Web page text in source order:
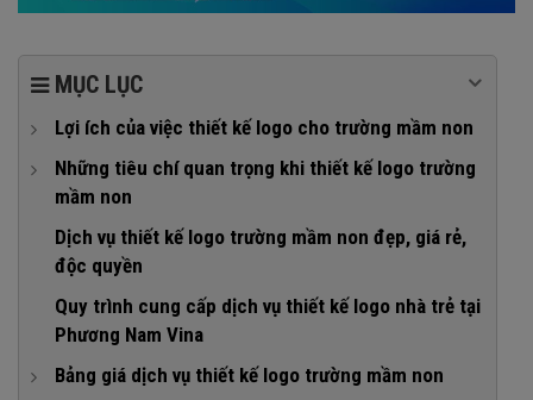
MỤC LỤC
Lợi ích của việc thiết kế logo cho trường mầm non
1. Khẳng định uy tín của nhà trường
2. Tạo sự khác biệt, gia tăng lợi thế cạnh tranh
3. Truyền đạt thông điệp của nhà trường
4. Đồng bộ và liên kết thương hiệu
5. Hỗ trợ cải thiện hiệu quả kinh doanh
Những tiêu chí quan trọng khi thiết kế logo trường
mầm non
1. Logo đẹp, thống nhất với bộ nhận diện thương hiệu
2. Logo thể hiện được đặc trưng của giáo dục mầm non
3. Logo sáng tạo, độc quyền
4. Logo đơn giản, dễ nhớ
5. Logo có sự linh hoạt
Dịch vụ thiết kế logo trường mầm non đẹp, giá rẻ,
độc quyền
Quy trình cung cấp dịch vụ thiết kế logo nhà trẻ tại
Phương Nam Vina
Bảng giá dịch vụ thiết kế logo trường mầm non